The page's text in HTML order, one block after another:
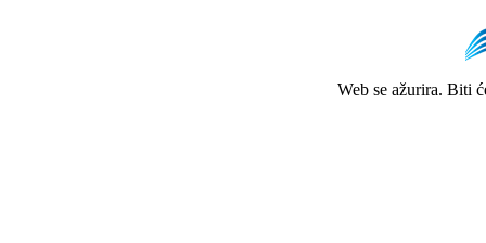
Web se ažurira. Biti